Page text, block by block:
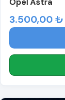
3.500,00 ₺